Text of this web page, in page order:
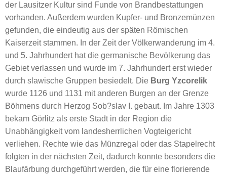
der Lausitzer Kultur sind Funde von Brandbestattungen
vorhanden. Außerdem wurden Kupfer- und Bronzemünzen
gefunden, die eindeutig aus der späten Römischen
Kaiserzeit stammen. In der Zeit der Völkerwanderung im 4.
und 5. Jahrhundert hat die germanische Bevölkerung das
Gebiet verlassen und wurde im 7. Jahrhundert erst wieder
durch slawische Gruppen besiedelt. Die Burg Yzcorelik
wurde 1126 und 1131 mit anderen Burgen an der Grenze
Böhmens durch Herzog Sob?slav I. gebaut. Im Jahre 1303
bekam Görlitz als erste Stadt in der Region die
Unabhängigkeit vom landesherrlichen Vogteigericht
verliehen. Rechte wie das Münzregal oder das Stapelrecht
folgten in der nächsten Zeit, dadurch konnte besonders die
Blaufärbung durchgeführt werden, die für eine florierende